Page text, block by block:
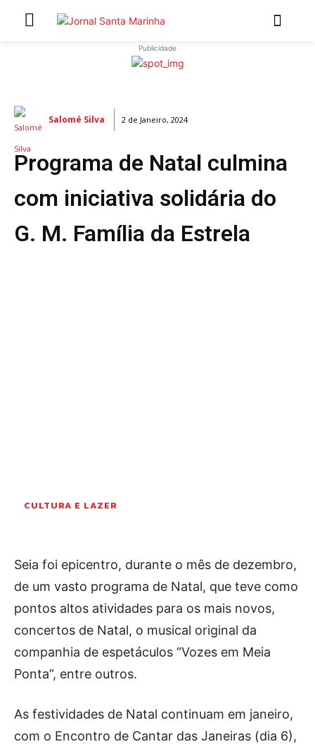
ARTIGOS DE OPINIÃO
Secções
MARCHAS POPULARES DE SÃO JOÃO 2026
NATAL NAS FREGUESIAS
ATUALIDADE
Assinaturas
Onde comprar o Jornal
Publicidade
Voz da Solidariedade
Seia em Números
Publicidade
Salomé Silva 2 de Janeiro, 2024
Programa de Natal culmina
com iniciativa solidária do
G. M. Família da Estrela
CULTURA E LAZER
Seia foi epicentro, durante o mês de dezembro,
de um vasto programa de Natal, que teve como
pontos altos atividades para os mais novos,
concertos de Natal, o musical original da
companhia de espetáculos “Vozes em Meia
Ponta”, entre outros.
As festividades de Natal continuam em janeiro,
com o Encontro de Cantar das Janeiras (dia 6),